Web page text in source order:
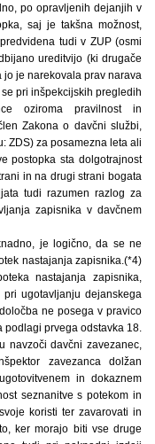
po opravljenih dejanjih v
saj je takšna možnost,
tudi v ZUP (osmi
ureditvijo (ki drugače
je narekovala prav narava
pri inšpekcijskih pregledih
oziroma pravilnost in
Zakona o davčni službi,
ZDS) za posamezna leta ali
postopka sta dolgotrajnost
in na drugi strani bogata
tudi razumen razlog za
zapisnika v davčnem
je logično, da se ne
nastajanja zapisnika.(*4)
nastajanja zapisnika,
ugotavljanju dejanskega
ne posega v pravico
prvega odstavka 18.
navzoči davčni zavezanec,
zavezanca dolžan
in dokaznem
seznanitve s potekom in
koristi ter zavarovati in
ker morajo biti vse druge